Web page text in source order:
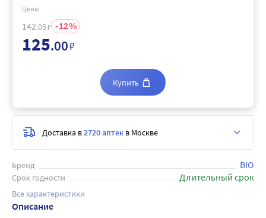
Бренд BIO
Срок годности Длительный срок
Все характеристики
Описание
Цена:
142.05 ₽ 12
125.00₽
Купить
Доставка в2720 аптек в Москве